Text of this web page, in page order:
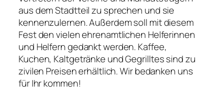
aus dem Stadtteil zu sprechen und sie
kennenzulernen. Außerdem soll mit diesem
Fest den vielen ehrenamtlichen Helferinnen
und Helfern gedankt werden. Kaffee,
Kuchen, Kaltgetränke und Gegrilltes sind zu
zivilen Preisen erhältlich. Wir bedanken uns
für Ihr kommen!